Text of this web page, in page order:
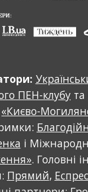
ПЕН-клубу
«Києво-
. Головні
Прямий,